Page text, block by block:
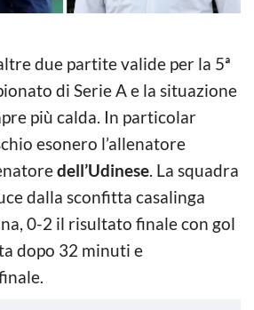
due partite valide per la 5ª
di Serie A e la situazione
più calda. In particolar
esonero l’allenatore
dell’Udinese. La squadra
dalla sconfitta casalinga
0-2 il risultato finale con gol
dopo 32 minuti e